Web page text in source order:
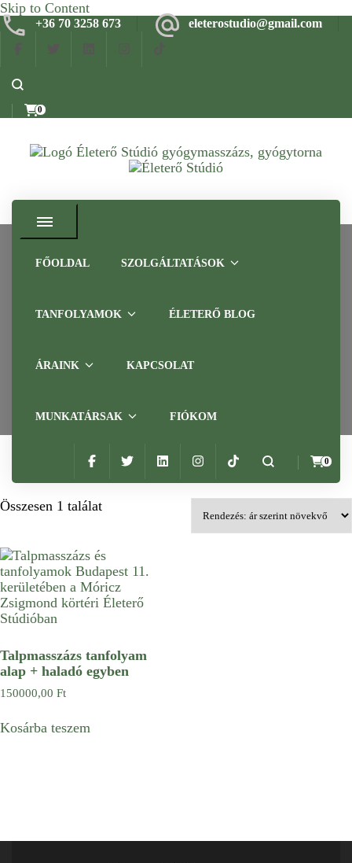
Skip to Content
+36 70 3258 673 eleterostudio@gmail.com
0
Életerő Stúdió
Gyógymasszázs, gyógytorna, frissítő masszázs Budapesten –
Tapasztalt szakemberrel
FŐOLDAL SZOLGÁLTATÁSOK
TANFOLYAMOK ÉLETERŐ BLOG
ÁRAINK KAPCSOLAT
MUNKATÁRSAK FIÓKOM
0
Reflexzóna talpmasszázs
Összesen 1 találat
Talpmasszázs tanfolyam
alap + haladó egyben
150000,00 Ft
Kosárba teszem